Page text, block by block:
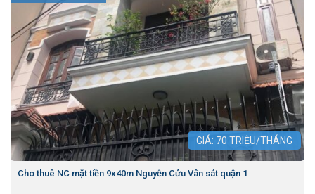
GIÁ: 70 TRIỆU/THÁNG
Cho thuê NC mặt tiền 9x40m Nguyễn Cửu Vân sát quận 1